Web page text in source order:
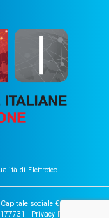
di Elettrotec
sociale €
- Privacy Policy